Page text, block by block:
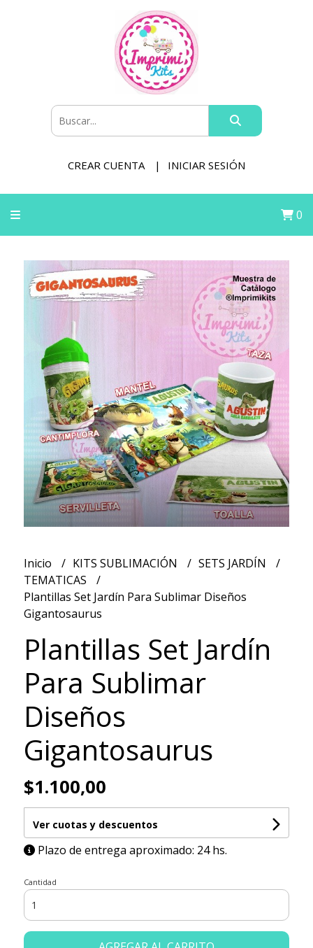
CREAR CUENTA INICIAR SESIÓN
0
Inicio KITS SUBLIMACIÓN
SETS JARDÍN
TEMATICAS
Plantillas Set Jardín Para Sublimar Diseños
Gigantosaurus
Plantillas Set Jardín
Para Sublimar
Diseños
Gigantosaurus
$1.100,00
Ver cuotas y descuentos
Plazo de entrega aproximado: 24 hs.
Cantidad